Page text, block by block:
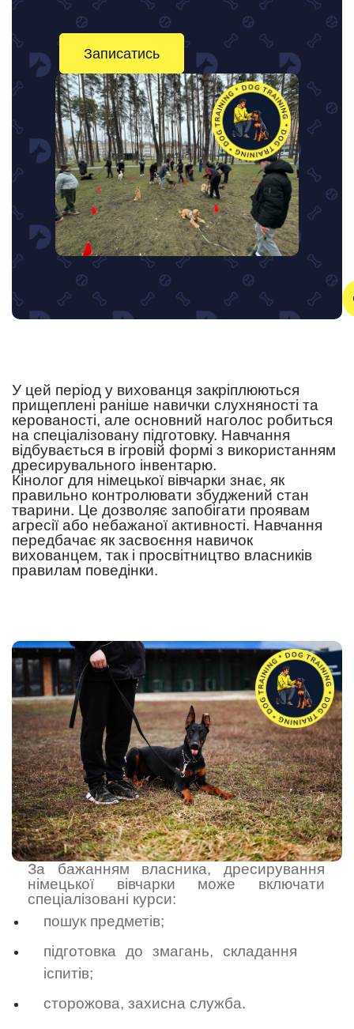
Записатись
У цей період у вихованця закріплюються
прищеплені раніше навички слухняності та
керованості, але основний наголос робиться
на спеціалізовану підготовку. Навчання
відбувається в ігровій формі з використанням
дресирувального інвентарю.
Кінолог для німецької вівчарки знає, як
правильно контролювати збуджений стан
тварини. Це дозволяє запобігати проявам
агресії або небажаної активності. Навчання
передбачає як засвоєння навичок
вихованцем, так і просвітництво власників
правилам поведінки.
За бажанням власника, дресирування
німецької вівчарки може включати
спеціалізовані курси:
пошук предметів;
підготовка до змагань, складання
іспитів;
сторожова, захисна служба.